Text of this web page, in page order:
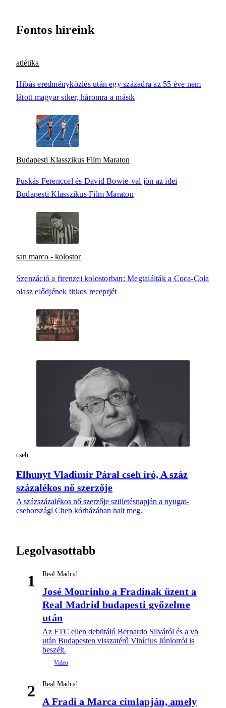
Fontos híreink
atlétika
Hibás eredményközlés után egy századra az 55 éve nem
látott magyar siker, háromra a másik
Budapesti Klasszikus Film Maraton
Puskás Ferenccel és David Bowie-val jön az idei
Budapesti Klasszikus Film Maraton
san marco - kolostor
Szenzáció a firenzei kolostorban: Megtalálták a Coca-Cola
olasz elődjének titkos receptjét
cseh
Elhunyt Vladimír Páral cseh író, A száz
százalékos nő szerzője
A százszázalékos nő szerzője születésnapján a nyugat-
csehországi Cheb kórházában halt meg.
Legolvasottabb
1 Real Madrid
José Mourinho a Fradinak üzent a
Real Madrid budapesti győzelme
után
Az FTC ellen debütáló Bernardo Silváról és a vb
után Budapesten visszatérő Vinícius Júniorról is
beszélt.
2 Real Madrid
A Fradi a Marca címlapján, amely